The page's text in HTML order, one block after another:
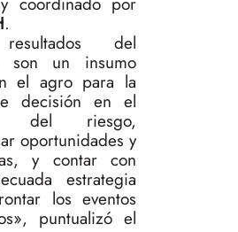
.
del
son un insumo
el agro para la
decisión en el
del riesgo,
oportunidades y
y contar con
estrategia
los eventos
puntualizó el